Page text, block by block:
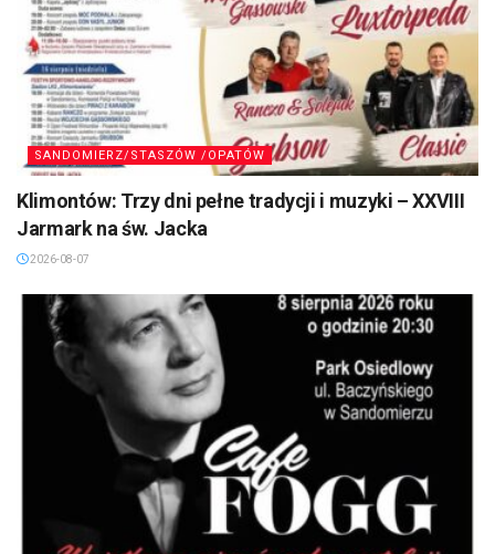
SANDOMIERZ/STASZÓW /OPATÓW
Klimontów: Trzy dni pełne tradycji i muzyki – XXVIII
Jarmark na św. Jacka
2026-08-07